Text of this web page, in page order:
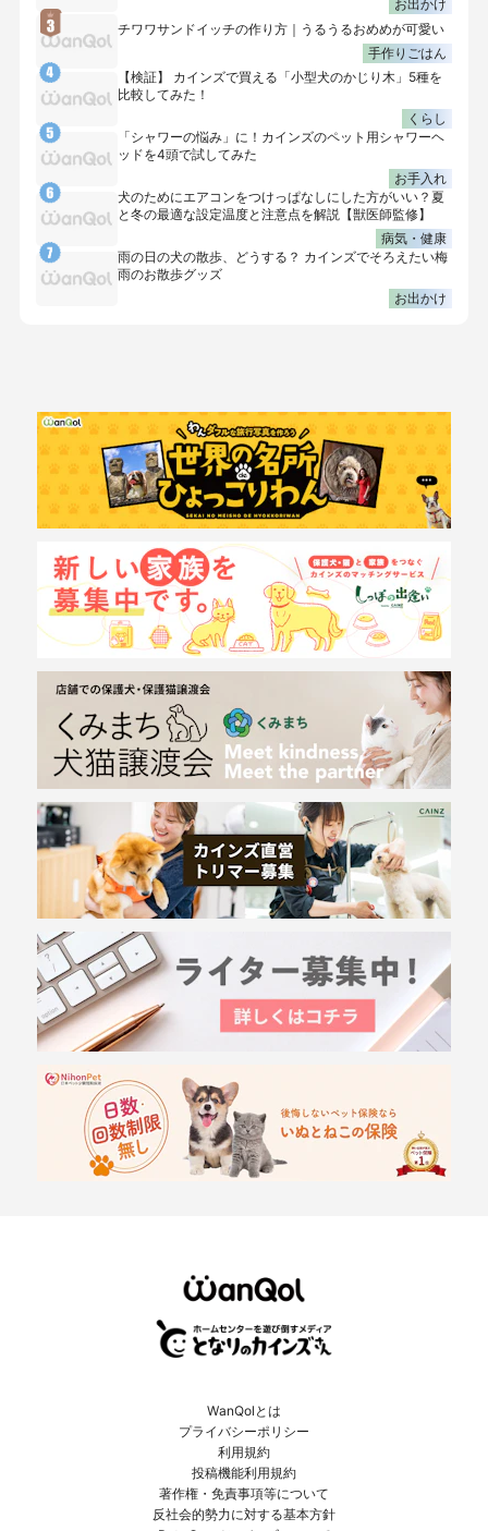
お出かけ
チワワサンドイッチの作り方｜うるうるおめめが可愛い
手作りごはん
【検証】 カインズで買える「小型犬のかじり木」5種を
比較してみた！
くらし
「シャワーの悩み」に！カインズのペット用シャワーヘ
ッドを4頭で試してみた
お手入れ
犬のためにエアコンをつけっぱなしにした方がいい？夏
と冬の最適な設定温度と注意点を解説【獣医師監修】
病気・健康
雨の日の犬の散歩、どうする？ カインズでそろえたい梅
雨のお散歩グッズ
お出かけ
WanQolとは
プライバシーポリシー
利用規約
投稿機能利用規約
著作権・免責事項等について
反社会的勢力に対する基本方針